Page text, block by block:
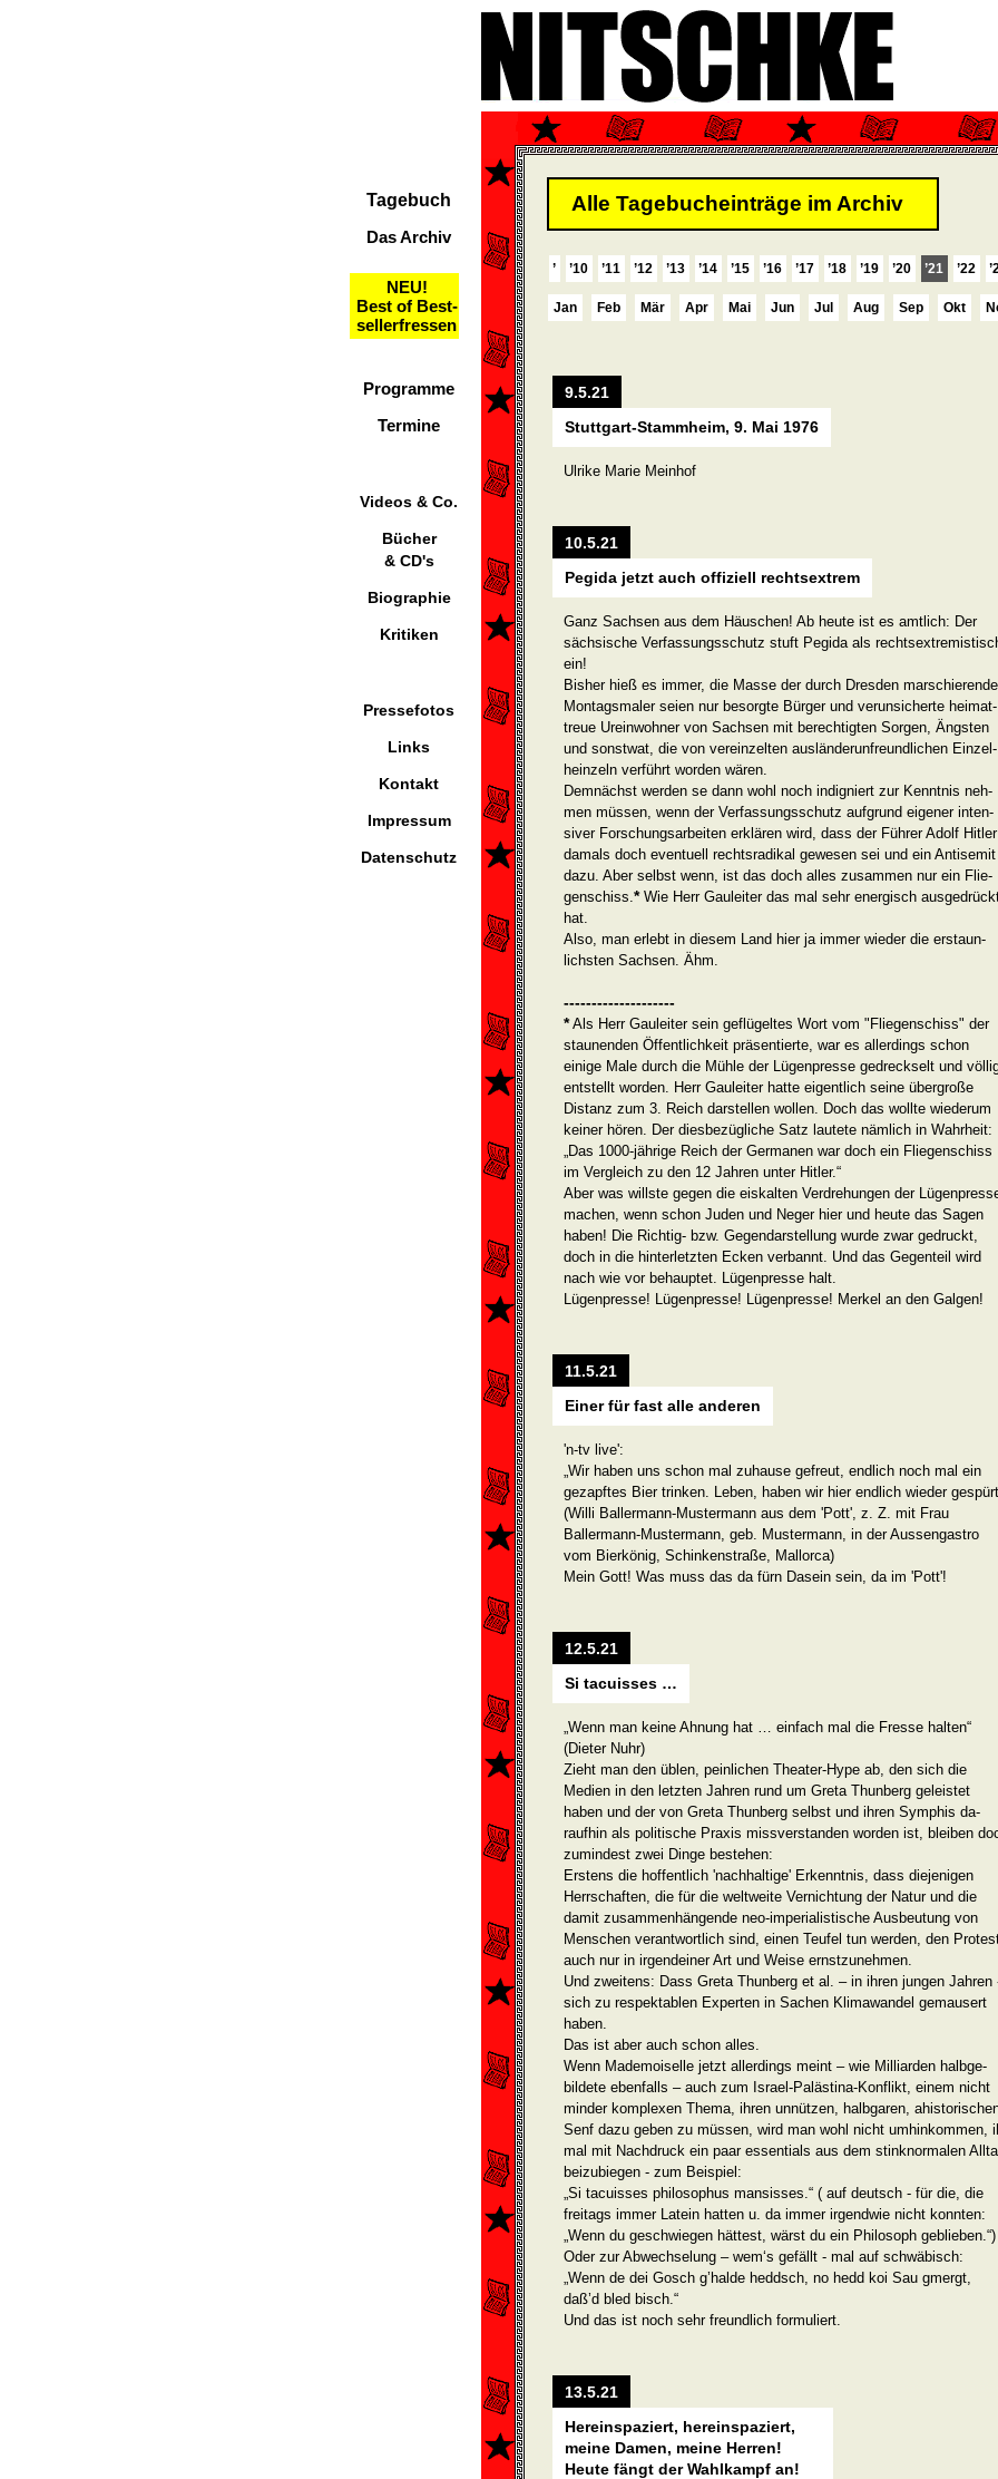
Tagebuch
Das Archiv
NEU!
Best of Best-
sellerfressen
Programme
Termine
Videos & Co.
Bücher
& CD's
Biographie
Kritiken
Pressefotos
Links
Kontakt
Impressum
Datenschutz
Alle Tagebucheinträge im Archiv
’ ’10 ’11 ’12 ’13 ’14 ’15 ’16 ’17 ’18 ’19 ’20 ’21 ’22
Jan Feb Mär Apr Mai Jun Jul Aug Sep Okt
9.5.21
Stuttgart-Stammheim, 9. Mai 1976
Ulrike Marie Meinhof
10.5.21
Pegida jetzt auch offiziell rechtsextrem
Ganz Sachsen aus dem Häuschen! Ab heute ist es amtlich: Der
sächsische Verfassungsschutz stuft Pegida als
ein!
Bisher hieß es immer, die Masse der durch Dresden
Montagsmaler seien nur be­sorgte Bürger und verunsi­cherte heimat­
treue Urein­wohner von Sachsen mit berechtigten Sorgen, Ängsten
und sonstwat, die von vereinzelten aus­länderun­freundlichen Einzel­
heinzeln verführt worden wären.
Demnächst werden se dann wohl noch indigniert zur Kenntnis neh­
men müssen, wenn der Verfassungsschutz aufgrund eigener inten­
siver Forschungsarbeiten erklären wird, dass der Führer Adolf Hitler
damals doch eventuell rechtsradikal gewesen sei und ein Antisemit
dazu. Aber selbst wenn, ist das doch alles zusammen nur ein Flie­
gen­schiss.*Wie Herr Gauleiter das mal sehr energisch
hat.
Also, man erlebt in diesem Land hier ja immer wieder die erstaun­
lichsten Sachsen. Ähm.
--------------------
*Als Herr Gauleiter sein geflügeltes Wort vom "Fliegenschiss" der
staunenden Öffentlichkeit präsentierte, war es allerdings schon
einige Male durch die Mühle der Lügenpresse gedreckselt und
entstellt worden. Herr Gauleiter hatte eigentlich seine übergroße
Distanz zum 3. Reich dar­stellen wollen. Doch das wollte wiederum
keiner hören. Der diesbe­zügliche Satz lautete nämlich in Wahrheit:
„Das 1000-jährige Reich der Germanen war doch ein Fliegenschiss
im Vergleich zu den 12 Jahren unter Hitler.“
Aber was willste gegen die eiskalten Verdrehungen der
machen, wenn schon Juden und Neger hier und heute das Sagen
haben! Die Richtig- bzw. Gegendarstellung wurde zwar gedruckt,
doch in die hinterletzten Ecken verbannt. Und das Gegenteil wird
nach wie vor behauptet. Lügenpresse halt.
Lügenpresse! Lügenpresse! Lügenpresse! Merkel an den Galgen!
11.5.21
Einer für fast alle anderen
'n-tv live':
„Wir haben uns schon mal zuhause gefreut, endlich noch mal ein
gezapftes Bier trinken. Leben, haben wir hier endlich wieder
(Willi Ballermann-Mustermann aus dem 'Pott', z. Z. mit Frau
Ballermann-Muster­mann, geb. Mustermann, in der Aussengastro
vom Bierkönig, Schinkenstraße, Mallorca)
Mein Gott! Was muss das da fürn Dasein sein, da im 'Pott'!
12.5.21
Si tacuisses …
„Wenn man keine Ahnung hat … einfach mal die Fresse halten“
(Dieter Nuhr)
Zieht man den üblen, peinlichen Theater-Hype ab, den sich die
Medien in den letzten Jahren rund um Greta Thunberg geleistet
haben und der von Greta Thunberg selbst und ihren Symphis da­
raufhin als politische Praxis missverstanden worden ist, bleiben
zumindest zwei Dinge bestehen:
Erstens die hoffentlich 'nachhaltige' Erkenntnis, dass diejenigen
Herrschaften, die für die weltweite Ver­nichtung der Natur und die
damit zusammen­hängende neo-imperia­listische Ausbeutung von
Menschen ver­ant­wortlich sind, einen Teufel tun werden, den
auch nur in irgend­einer Art und Weise ernst­zunehmen.
Und zweitens: Dass Greta Thunberg et al. – in ihren jungen Jahren
sich zu respektablen Experten in Sachen Klimawandel gemau­sert
haben.
Das ist aber auch schon alles.
Wenn Mademoiselle jetzt allerdings meint – wie Milliarden halbge­
bildete eben­falls – auch zum Israel-Palästina-Konflikt, einem nicht
minder kom­plexen Thema, ihren unnützen, halbgaren,
Senf dazu geben zu müssen, wird man wohl nicht umhinkommen,
mal mit Nachdruck ein paar essentials aus dem stinknormalen
beizubiegen - zum Beispiel:
„Si tacuisses philosophus mansisses.“ ( auf deutsch - für die, die
freitags immer Latein hatten u. da immer irgendwie nicht konnten:
„Wenn du geschwiegen hättest, wärst du ein Philosoph geblieben.“)
Oder zur Abwechselung – wem‘s gefällt - mal auf schwäbisch:
„Wenn de dei Gosch g’halde heddsch, no hedd koi Sau gmergt,
daß’d bled bisch.“
Und das ist noch sehr freundlich formuliert.
13.5.21
Hereinspaziert, hereinspaziert,
meine Damen, meine Herren!
Heute fängt der Wahlkampf an!